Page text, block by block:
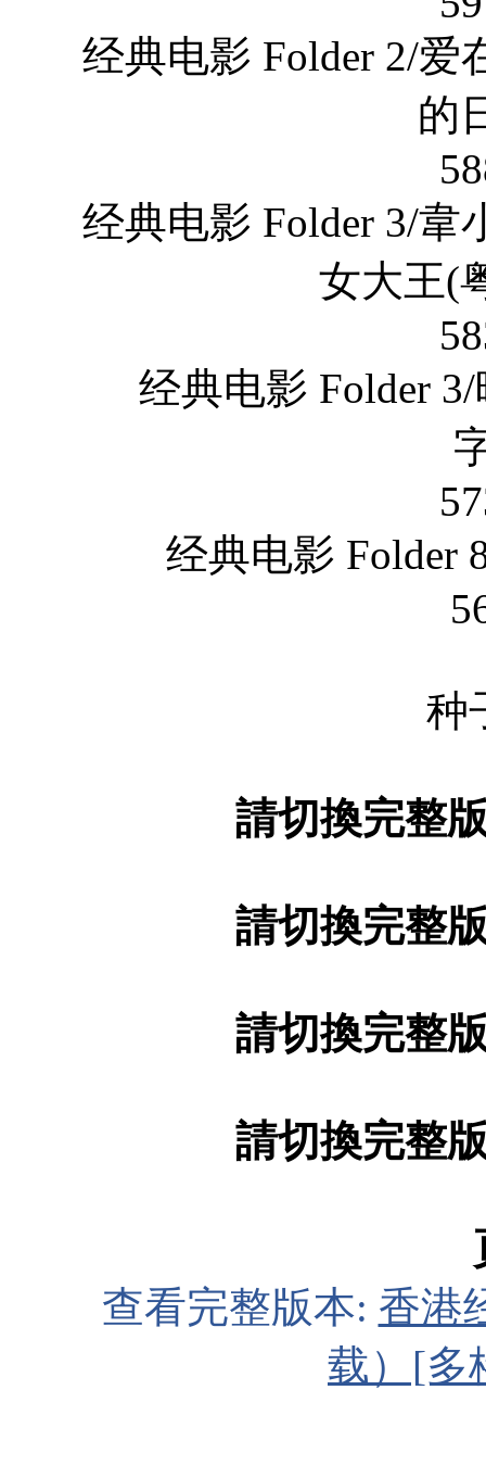
经典电影 Folder 2/爱
的
经典电影 Folder 3/韋
女大王(
经典电影 Folder
经典电影 Folder
种
請切換完整
請切換完整
請切換完整
請切換完整
查看完整版本: 香港
载）[多